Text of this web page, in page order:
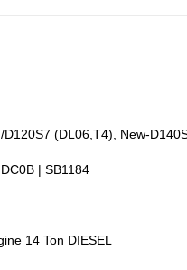
(DL06,T4), New-
| SB1184
14 Ton DIESEL